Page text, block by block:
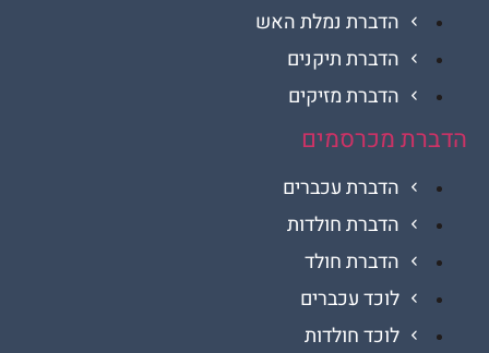
הדברת נמלת האש
הדברת תיקנים
הדברת מזיקים
מכרסמים
הדברת עכברים
הדברת חולדות
הדברת חולד
לוכד עכברים
לוכד חולדות